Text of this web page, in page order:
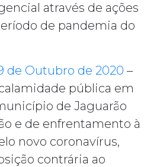
através de ações
de pandemia do
de Outubro de 2020 –
pública em
de Jaguarão
e de enfrentamento à
novo coronavírus,
contrária ao